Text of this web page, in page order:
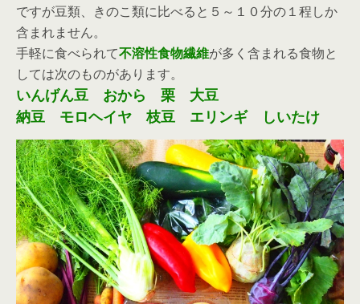
ですが豆類、きのこ類に比べると５～１０分の１程しか
含まれません。
手軽に食べられて不溶性食物繊維が多く含まれる食物と
しては次のものがあります。
いんげん豆 おから 栗 大豆
納豆 モロヘイヤ 枝豆 エリンギ しいたけ